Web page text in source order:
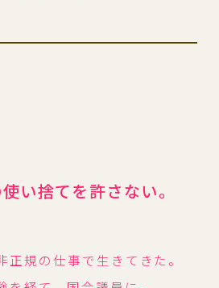
い捨てを許さない。
正規の仕事で生きてきた。